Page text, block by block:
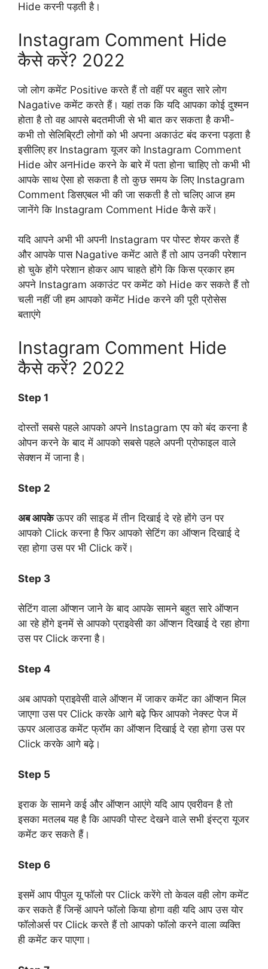
Hide करनी पड़ती है।
Instagram Comment Hide
कैसे करें? 2022
जो लोग कमेंट Positive करते हैं तो वहीं पर बहुत सारे लोग
Nagative कमेंट करते हैं। यहां तक कि यदि आपका कोई दुश्मन
होता है तो वह आपसे बदतमीजी से भी बात कर सकता है कभी-
कभी तो सेलिब्रिटी लोगों को भी अपना अकाउंट बंद करना पड़ता है
इसीलिए हर Instagram यूजर को Instagram Comment
Hide ओर अनHide करने के बारे में पता होना चाहिए तो कभी भी
आपके साथ ऐसा हो सकता है तो कुछ समय के लिए Instagram
Comment डिसएबल भी की जा सकती है तो चलिए आज हम
जानेंगे कि Instagram Comment Hide कैसे करें।
यदि आपने अभी भी अपनी Instagram पर पोस्ट शेयर करते हैं
और आपके पास Nagative कमेंट आते हैं तो आप उनकी परेशान
हो चुके होंगे परेशान होकर आप चाहते होंगे कि किस प्रकार हम
अपने Instagram अकाउंट पर कमेंट को Hide कर सकते हैं तो
चली नहीं जी हम आपको कमेंट Hide करने की पूरी प्रोसेस
बताएंगे
Instagram Comment Hide
कैसे करें? 2022
Step 1
दोस्तों सबसे पहले आपको अपने Instagram एप को बंद करना है
ओपन करने के बाद में आपको सबसे पहले अपनी प्रोफाइल वाले
सेक्शन में जाना है।
Step 2
अब आपकेऊपर की साइड में तीन दिखाई दे रहे होंगे उन पर
आपको Click करना है फिर आपको सेटिंग का ऑप्शन दिखाई दे
रहा होगा उस पर भी Click करें।
Step 3
सेटिंग वाला ऑप्शन जाने के बाद आपके सामने बहुत सारे ऑप्शन
आ रहे होंगे इनमें से आपको प्राइवेसी का ऑप्शन दिखाई दे रहा होगा
उस पर Click करना है।
Step 4
अब आपको प्राइवेसी वाले ऑप्शन में जाकर कमेंट का ऑप्शन मिल
जाएगा उस पर Click करके आगे बढ़े फिर आपको नेक्स्ट पेज में
ऊपर अलाउड कमेंट फ्रॉम का ऑप्शन दिखाई दे रहा होगा उस पर
Click करके आगे बढ़े।
Step 5
इराक के सामने कई और ऑप्शन आएंगे यदि आप एवरीवन है तो
इसका मतलब यह है कि आपकी पोस्ट देखने वाले सभी इंस्ट्रा यूजर
कमेंट कर सकते हैं।
Step 6
इसमें आप पीपुल यू फॉलो पर Click करेंगे तो केवल वही लोग कमेंट
कर सकते हैं जिन्हें आपने फॉलो किया होगा वही यदि आप उस योर
फॉलोअर्स पर Click करते हैं तो आपको फॉलो करने वाला व्यक्ति
ही कमेंट कर पाएगा।